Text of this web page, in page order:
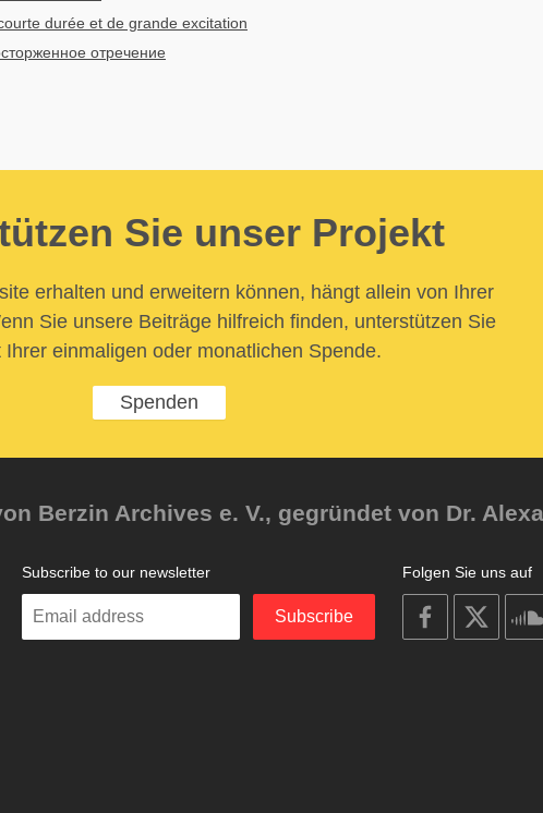
durée et de grande excitation
отречение
Sie unser Projekt
erhalten und erweitern können, hängt allein von Ihrer
Sie unsere Beiträge hilfreich finden, unterstützen Sie
Ihrer einmaligen oder monatlichen Spende.
Spenden
Berzin Archives e. V., gegründet von Dr.
Folgen Sie uns auf
on
facebook
on
Subscribe to our newsletter
Enter
Subscribe